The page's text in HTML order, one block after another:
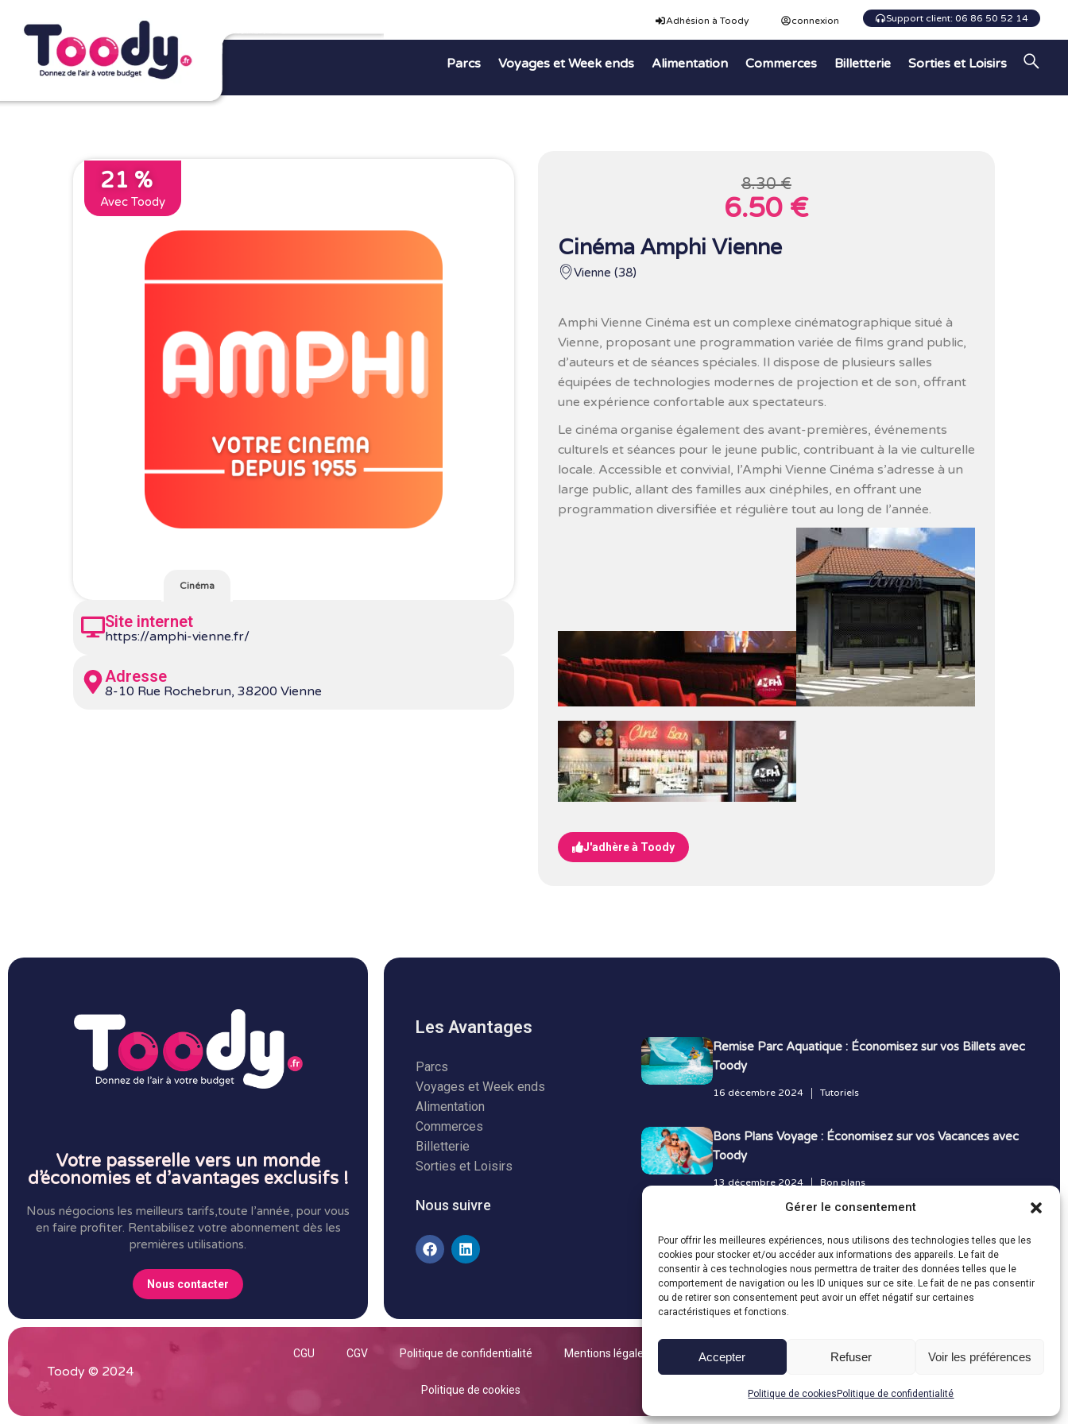
Gérer le consentement
Pour offrir les meilleures expériences, nous utilisons des technologies telles que les
cookies pour stocker et/ou accéder aux informations des appareils. Le fait de
consentir à ces technologies nous permettra de traiter des données telles que le
comportement de navigation ou les ID uniques sur ce site. Le fait de ne pas consentir
ou de retirer son consentement peut avoir un effet négatif sur certaines
caractéristiques et fonctions.
Accepter Refuser Voir les préférences
Politique de cookies Politique de confidentialité
Adhésion à Toody connexion Support client: 06 86 50 52 14
Parcs Voyages et Week ends Alimentation Commerces Billetterie Sorties et Loisirs
21 %
Avec Toody
Cinéma
Site internet
https://amphi-vienne.fr/
Adresse
8-10 Rue Rochebrun, 38200 Vienne
8.30 €
6.50 €
Cinéma Amphi Vienne
Vienne (38)
Amphi Vienne Cinéma est un complexe cinématographique situé à
Vienne, proposant une programmation variée de films grand public,
d’auteurs et de séances spéciales. Il dispose de plusieurs salles
équipées de technologies modernes de projection et de son, offrant
une expérience confortable aux spectateurs.
Le cinéma organise également des avant-premières, événements
culturels et séances pour le jeune public, contribuant à la vie culturelle
locale. Accessible et convivial, l’Amphi Vienne Cinéma s’adresse à un
large public, allant des familles aux cinéphiles, en offrant une
programmation diversifiée et régulière tout au long de l’année.
J'adhère à Toody
Votre passerelle vers un monde
d’économies et d’avantages exclusifs !
Nous négocions les meilleurs tarifs,toute l’année, pour vous
en faire profiter. Rentabilisez votre abonnement dès les
premières utilisations.
Nous contacter
Les Avantages
Parcs
Voyages et Week ends
Alimentation
Commerces
Billetterie
Sorties et Loisirs
Nous suivre
Remise Parc Aquatique : Économisez sur vos Billets avec
Toody
16 décembre 2024 Tutoriels
Bons Plans Voyage : Économisez sur vos Vacances avec
Toody
13 décembre 2024 Bon plans
Toody © 2024
CGU CGV Politique de confidentialité Mentions légales
Politique de cookies
Fait avec le